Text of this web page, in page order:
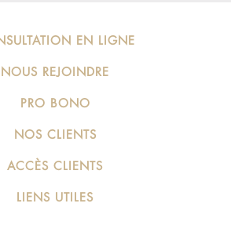
EN LIGNE
NOUS REJOINDRE
PRO BONO
NOS CLIENTS
ACCÈS CLIENTS
LIENS UTILES